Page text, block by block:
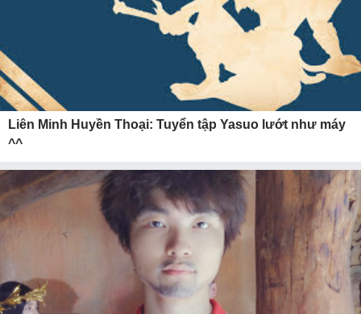
Liên Minh Huyền Thoại: Tuyển tập Yasuo lướt như máy
^^